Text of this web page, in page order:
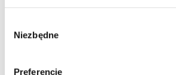
zgody
Niezbędne
Preferencje
miejsce postojowe w